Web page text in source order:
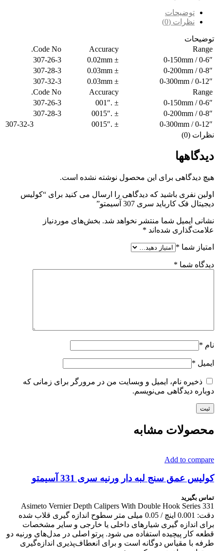
توضیحات
نظرات (0)
توضیحات
Range
Accuracy
Code No.
0-150mm / 0-6″
± 0.02mm
307-26-3
0-200mm / 0-8″
± 0.03mm
307-28-3
0-300mm / 0-12″
± 0.03mm
307-32-3
Range
Accuracy
Code No.
0-6″ / 0-150mm
± .001″
307-26-3
0-8″ / 0-200mm
± .0015″
307-28-3
0-12″ / 0-300mm
± .0015″
307-32-3
نظرات (0)
دیدگاهها
هیچ دیدگاهی برای این محصول نوشته نشده است.
اولین نفری باشید که دیدگاهی را ارسال می کنید برای “کولیس
دیجیتال فک کارباید سری 307 آسیمتو”
نشانی ایمیل شما منتشر نخواهد شد. بخش‌های موردنیاز
علامت‌گذاری شده‌اند *
امتیاز شما *
دیدگاه شما *
نام *
ایمیل *
ذخیره نام، ایمیل و وبسایت من در مرورگر برای زمانی که
دوباره دیدگاهی می‌نویسم.
محصولات مشابه
Add to compare
کولیس عمق سنج لبه دار ورنیه سری 331 آسیمتو
تماس بگیرید
Asimeto Vernier Depth Calipers With Double Hook Series 331
دقت: 0.001 اینچ / 0.05 میلی متر سطوح اندازه گیری قلاب شده
برای اندازه گیری شیارهای داخلی یا خارجی و سایر مشخصات
قطعه کار پیچیده استفاده می شود. پرتو اصلی در مدل‌های ورنیه دو
طرفه با مقیاس دوگانه است و برای انعطاف‌پذیری اندازه‌گیری